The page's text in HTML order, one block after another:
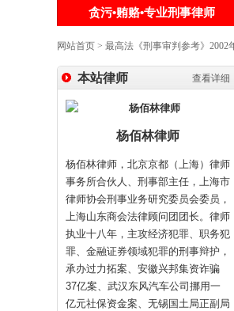
贪污•贿赂•专业刑事律师
网站首页 > 最高法《刑事审判参考》2002
查看详细
本站律师
杨佰林律师
杨佰林律师，北京京都（上海）律师
事务所合伙人、刑事部主任，上海市
律师协会刑事业务研究委员会委员，
上海山东商会法律顾问团团长。律师
执业十八年，主攻经济犯罪、职务犯
罪、金融证券领域犯罪的刑事辩护，
承办过力拓案、安徽兴邦集资诈骗
37亿案、武汉东风汽车公司挪用一
亿元社保资金案、无锡国土局正副局